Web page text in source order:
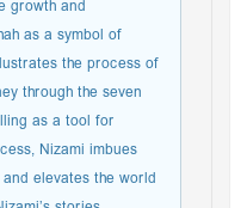
growth and
as a symbol of
the process of
through the seven
as a tool for
Nizami imbues
elevates the world